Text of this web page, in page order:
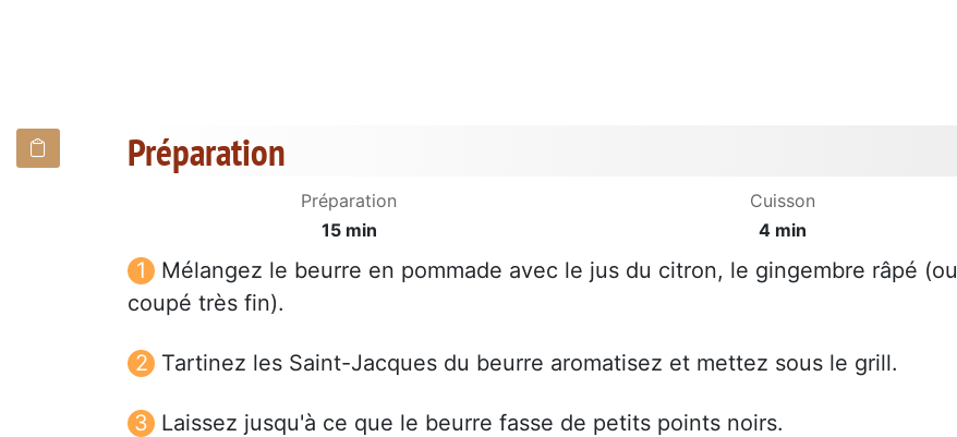
Préparation
Préparation
15 min
Cuisson
4 min
Mélangez le beurre en pommade avec le jus du citron, le gingembre râpé (ou
coupé très fin).
Tartinez les Saint-Jacques du beurre aromatisez et mettez sous le grill.
Laissez jusqu'à ce que le beurre fasse de petits points noirs.